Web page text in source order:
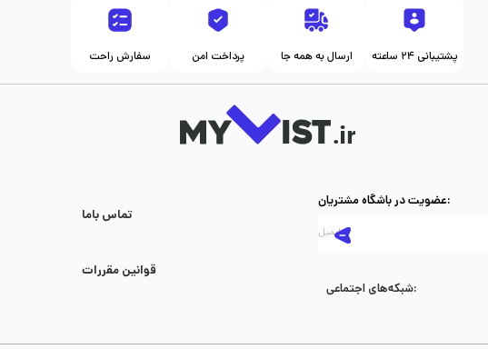
سفارش راحت پرداخت امن ارسال به همه جا پشتیبانی ۲۴ ساعته
تماس با‌ما
قوانین مقررات
عضویت در باشگاه مشتریان:
شبکه‌های اجتماعی: